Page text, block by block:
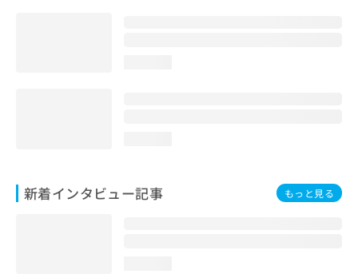
新着インタビュー記事 もっと見る